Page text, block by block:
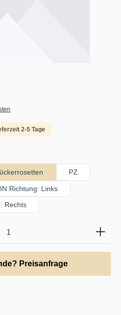
2-5 Tage
PZ
Richtung: Links
Rechts
gewünschten Wert ein
Preisanfrage